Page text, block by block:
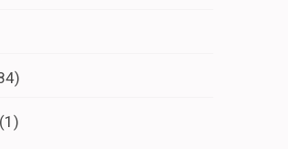
(1)